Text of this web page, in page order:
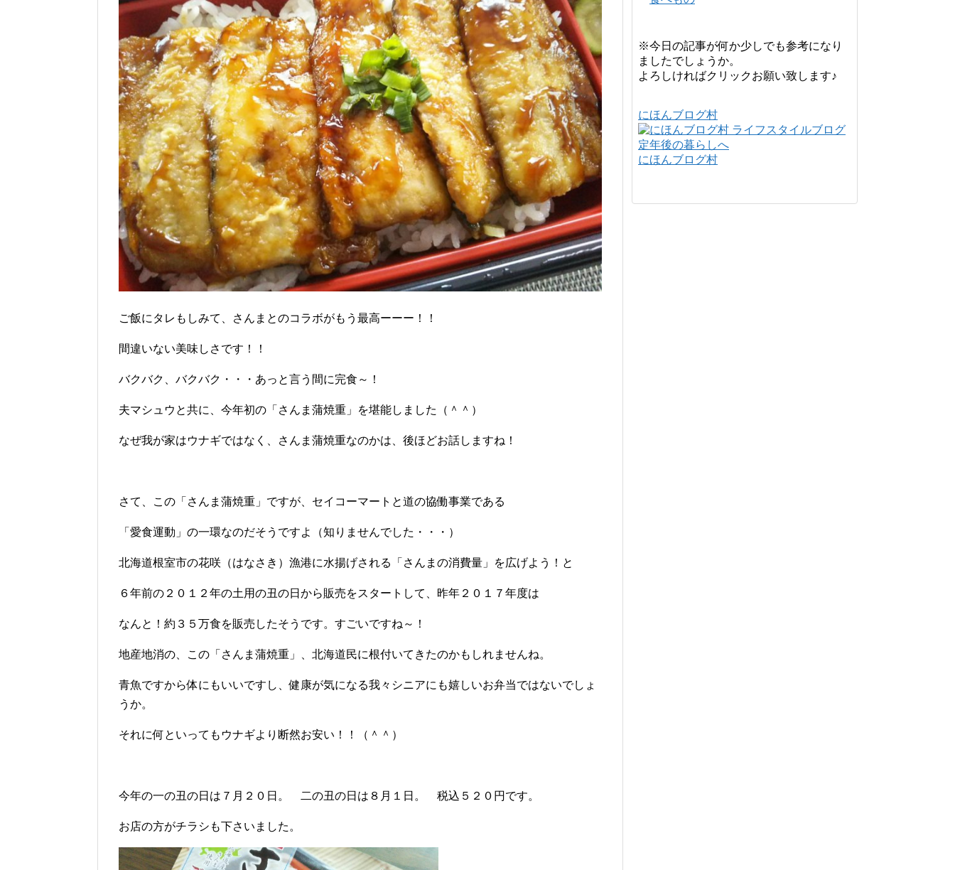
ご飯にタレもしみて、さんまとのコラボがもう最高ーーー！！
間違いない美味しさです！！
バクバク、バクバク・・・あっと言う間に完食～！
夫マシュウと共に、今年初の「さんま蒲焼重」を堪能しました（＾＾）
なぜ我が家はウナギではなく、さんま蒲焼重なのかは、後ほどお話しますね！
さて、この「さんま蒲焼重」ですが、セイコーマートと道の協働事業である
「愛食運動」の一環なのだそうですよ（知りませんでした・・・）
北海道根室市の花咲（はなさき）漁港に水揚げされる「さんまの消費量」を広げよう！と
６年前の２０１２年の土用の丑の日から販売をスタートして、昨年２０１７年度は
なんと！約３５万食を販売したそうです。すごいですね～！
地産地消の、この「さんま蒲焼重」、北海道民に根付いてきたのかもしれませんね。
青魚ですから体にもいいですし、健康が気になる我々シニアにも嬉しいお弁当ではないでしょ
うか。
それに何といってもウナギより断然お安い！！（＾＾）
今年の一の丑の日は７月２０日。 二の丑の日は８月１日。 税込５２０円です。
お店の方がチラシも下さいました。
※今日の記事が何か少しでも参考になり
ましたでしょうか。
よろしければクリックお願い致します♪
にほんブログ村
にほんブログ村